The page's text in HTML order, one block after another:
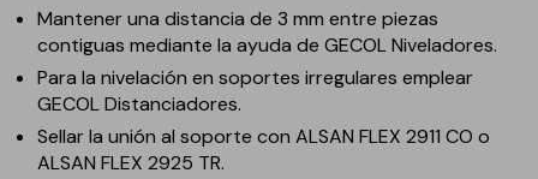
Mantener una distancia de 3 mm entre piezas
contiguas mediante la ayuda de GECOL Niveladores.
Para la nivelación en soportes irregulares emplear
GECOL Distanciadores.
Sellar la unión al soporte con ALSAN FLEX 2911 CO o
ALSAN FLEX 2925 TR.